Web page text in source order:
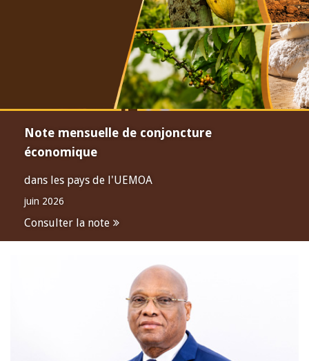
Note mensuelle de conjoncture
économique
dans les pays de l'UEMOA
juin 2026
Consulter la note